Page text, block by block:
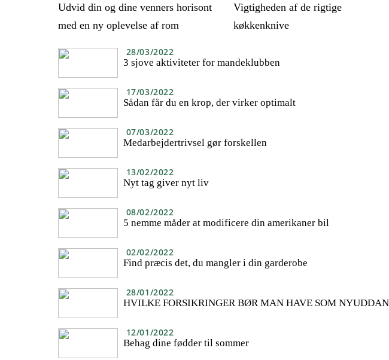
Udvid din og dine venners horisont
med en ny oplevelse af rom
Vigtigheden af de rigtige
køkkenknive
28/03/2022
3 sjove aktiviteter for mandeklubben
17/03/2022
Sådan får du en krop, der virker optimalt
07/03/2022
Medarbejdertrivsel gør forskellen
13/02/2022
Nyt tag giver nyt liv
08/02/2022
5 nemme måder at modificere din amerikaner bil
02/02/2022
Find præcis det, du mangler i din garderobe
28/01/2022
HVILKE FORSIKRINGER BØR MAN HAVE SOM
12/01/2022
Behag dine fødder til sommer